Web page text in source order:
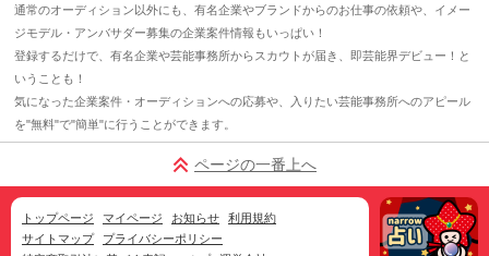
通常のオーディション以外にも、有名企業やブランドからのお仕事の依頼や、イメー
ジモデル・アンバサダー募集の企業案件情報もいっぱい！
登録するだけで、有名企業や芸能事務所からスカウトが届き、即芸能界デビュー！と
いうことも！
気になった企業案件・オーディションへの応募や、入りたい芸能事務所へのアピール
を"無料"で"簡単"に行うことができます。
ページの一番上へ
トップページ マイページ お知らせ
利用規約
サイトマップ
プライバシーポリシー